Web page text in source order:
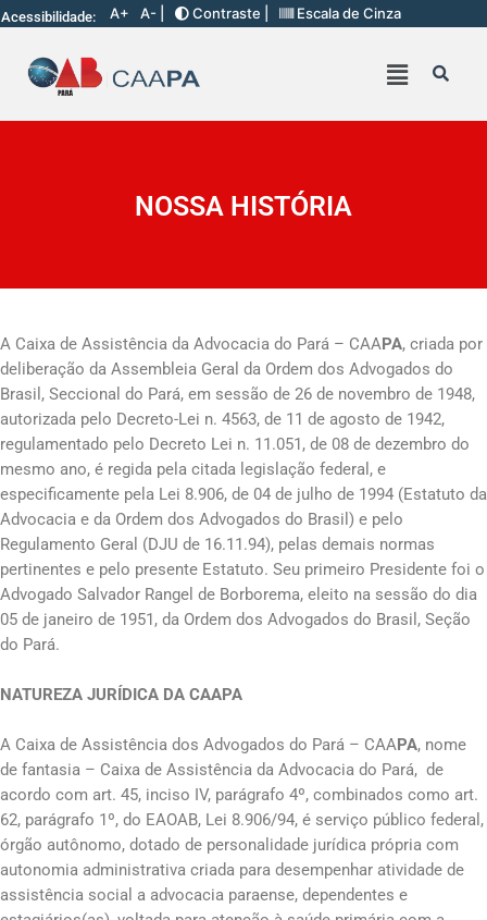
Acessibilidade: A+ A- | Contraste | Escala de Cinza
NOSSA HISTÓRIA
A Caixa de Assistência da Advocacia do Pará – CAAPA, criada por
deliberação da Assembleia Geral da Ordem dos Advogados do
Brasil, Seccional do Pará, em sessão de 26 de novembro de 1948,
autorizada pelo Decreto-Lei n. 4563, de 11 de agosto de 1942,
regulamentado pelo Decreto Lei n. 11.051, de 08 de dezembro do
mesmo ano, é regida pela citada legislação federal, e
especificamente pela Lei 8.906, de 04 de julho de 1994 (Estatuto da
Advocacia e da Ordem dos Advogados do Brasil) e pelo
Regulamento Geral (DJU de 16.11.94), pelas demais normas
pertinentes e pelo presente Estatuto. Seu primeiro Presidente foi o
Advogado Salvador Rangel de Borborema, eleito na sessão do dia
05 de janeiro de 1951, da Ordem dos Advogados do Brasil, Seção
do Pará.
NATUREZA JURÍDICA DA CAAPA
A Caixa de Assistência dos Advogados do Pará – CAAPA, nome
de fantasia – Caixa de Assistência da Advocacia do Pará, de
acordo com art. 45, inciso IV, parágrafo 4º, combinados como art.
62, parágrafo 1º, do EAOAB, Lei 8.906/94, é serviço público federal,
órgão autônomo, dotado de personalidade jurídica própria com
autonomia administrativa criada para desempenhar atividade de
assistência social a advocacia paraense, dependentes e